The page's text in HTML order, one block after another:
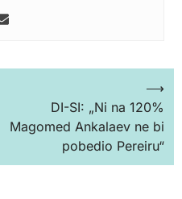
DI-SI: „Ni na 120%
Magomed Ankalaev ne bi
pobedio Pereiru“
⟶